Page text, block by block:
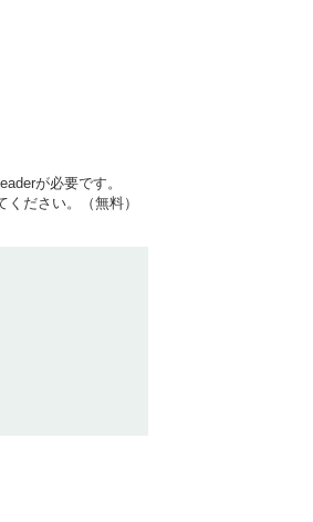
が必要です。
ださい。（無料）